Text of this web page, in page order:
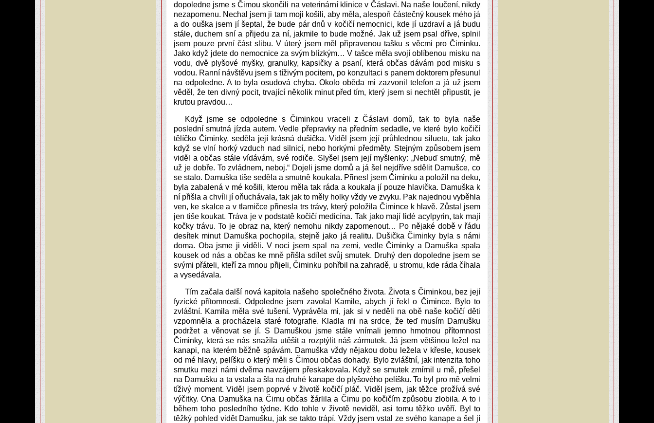
dopoledne jsme s Čimou skončili na veterinární klinice v Čáslavi. Na naše loučení, nikdy
nezapomenu. Nechal jsem ji tam moji košili, aby měla, alespoň částečný kousek mého já
a do ouška jsem jí šeptal, že bude pár dnů v kočičí nemocnici, kde jí uzdraví a já budu
stále, duchem sní a přijedu za ní, jakmile to bude možné. Jak už jsem psal dříve, splnil
jsem pouze první část slibu. V úterý jsem měl připravenou tašku s věcmi pro Čiminku.
Jako když jdete do nemocnice za svým blízkým… V tašce měla svojí oblíbenou misku na
vodu, dvě plyšové myšky, granulky, kapsičky a psaní, která občas dávám pod misku s
vodou. Ranní návštěvu jsem s tíživým pocitem, po konzultaci s panem doktorem přesunul
na odpoledne. A to byla osudová chyba. Okolo oběda mi zazvonil telefon a já už jsem
věděl, že ten divný pocit, trvající několik minut před tím, který jsem si nechtěl připustit, je
krutou pravdou…
Když jsme se odpoledne s Čiminkou vraceli z Čáslavi domů, tak to byla naše
poslední smutná jízda autem. Vedle přepravky na předním sedadle, ve které bylo kočičí
tělíčko Čiminky, seděla její krásná dušička. Viděl jsem její průhlednou siluetu, tak jako
když se vlní horký vzduch nad silnicí, nebo horkými předměty. Stejným způsobem jsem
viděl a občas stále vídávám, své rodiče. Slyšel jsem její myšlenky: „Nebuď smutný, mě
už je dobře. To zvládnem, neboj.“ Dojeli jsme domů a já šel nejdříve sdělit Damušce, co
se stalo. Damuška tiše seděla a smutně koukala. Přinesl jsem Čiminku a položil na deku,
byla zabalená v mé košili, kterou měla tak ráda a koukala jí pouze hlavička. Damuška k
ní přišla a chvíli jí oňuchávala, tak jak to měly holky vždy ve zvyku. Pak najednou vyběhla
ven, ke skalce a v tlamičce přinesla trs trávy, který položila Čimince k hlavě. Zůstal jsem
jen tiše koukat. Tráva je v podstatě kočičí medicína. Tak jako mají lidé acylpyrin, tak mají
kočky trávu. To je obraz na, který nemohu nikdy zapomenout… Po nějaké době v řádu
desítek minut Damuška pochopila, stejně jako já realitu. Dušička Čiminky byla s námi
doma. Oba jsme ji viděli. V noci jsem spal na zemi, vedle Čiminky a Damuška spala
kousek od nás a občas ke mně přišla sdílet svůj smutek. Druhý den dopoledne jsem se
svými přáteli, kteří za mnou přijeli, Čiminku pohřbil na zahradě, u stromu, kde ráda číhala
a vysedávala.
Tím začala další nová kapitola našeho společného života. Života s Čiminkou, bez její
fyzické přítomnosti. Odpoledne jsem zavolal Kamile, abych jí řekl o Čimince. Bylo to
zvláštní. Kamila měla své tušení. Vyprávěla mi, jak si v neděli na obě naše kočičí děti
vzpomněla a procházela staré fotografie. Kladla mi na srdce, že teď musím Damušku
podržet a věnovat se jí. S Damuškou jsme stále vnímali jemno hmotnou přítomnost
Čiminky, která se nás snažila utěšit a rozptýlit náš zármutek. Já jsem většinou ležel na
kanapi, na kterém běžně spávám. Damuška vždy nějakou dobu ležela v křesle, kousek
od mé hlavy, pelíšku o který měli s Čimou občas dohady. Bylo zvláštní, jak intenzita toho
smutku mezi námi dvěma navzájem přeskakovala. Když se smutek zmírnil u mě, přešel
na Damušku a ta vstala a šla na druhé kanape do plyšového pelíšku. To byl pro mě velmi
tíživý moment. Viděl jsem poprvé v životě kočičí pláč. Viděl jsem, jak těžce prožívá své
výčitky. Ona Damuška na Čimu občas žárlila a Čimu po kočičím způsobu zlobila. A to i
během toho posledního týdne. Kdo tohle v životě neviděl, asi tomu těžko uvěří. Byl to
těžký pohled vidět Damušku, jak se takto trápí. Vždy jsem vstal ze svého kanape a šel jí